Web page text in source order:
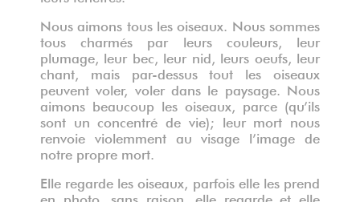
Nous aimons tous les oiseaux. Nous sommes
tous charmés par leurs couleurs, leur
plumage, leur bec, leur nid, leurs oeufs, leur
chant, mais par-dessus tout les oiseaux
peuvent voler, voler dans le paysage. Nous
aimons beaucoup les oiseaux, parce (qu’ils
sont un concentré de vie); leur mort nous
renvoie violemment au visage l’image de
notre propre mort.
Elle regarde les oiseaux, parfois elle les prend
en photo, sans raison, elle regarde et elle